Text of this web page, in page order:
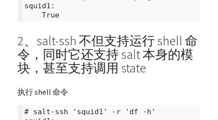
squid1:
    True
2、salt-ssh 不但支持运行 shell 命
令，同时它还支持 salt 本身的模
块，甚至支持调用 state
执行 shell 命令
# salt-ssh 'squid1' -r 'df -h'